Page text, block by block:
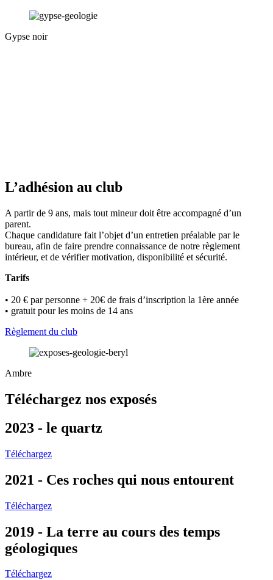
Gypse noir
L’adhésion au club
A partir de 9 ans, mais tout mineur doit être accompagné d’un
parent.
Chaque candidature fait l’objet d’un entretien préalable par le
bureau, afin de faire prendre connaissance de notre règlement
intérieur, et de vérifier motivation, disponibilité et sécurité.
Tarifs
• 20 € par personne + 20€ de frais d’inscription la 1ère année
• gratuit pour les moins de 14 ans
Règlement du club
Ambre
Téléchargez nos exposés
2023 - le quartz
Téléchargez
2021 - Ces roches qui nous entourent
Téléchargez
2019 - La terre au cours des temps
géologiques
Téléchargez